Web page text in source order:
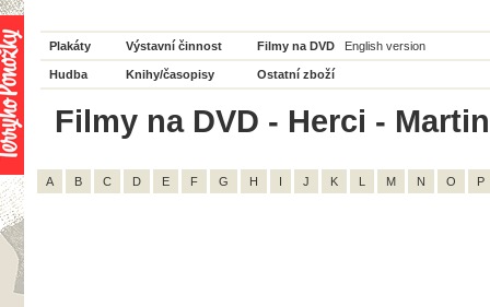
Plakáty Výstavní činnost Filmy na DVD English version
Hudba Knihy/časopisy Ostatní zboží
Filmy na DVD - Herci -
A B C D E F G H I J K L M N O P